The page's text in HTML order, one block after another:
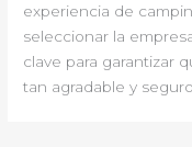
experiencia de
seleccionar la
clave para garantizar
tan agradable y